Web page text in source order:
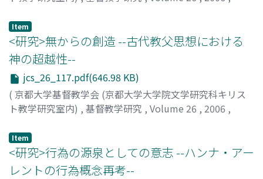
大月, 栄子
Item
<研究>無からの創造 --古代教父思想における
神の超越性--
jcs_26_117.pdf(646.98 KB)
( 京都大学基督教学会 (京都大学大学院文学研究科キリス
ト教学研究室内) , 基督教学研究 , Volume 26 , 2006 ,
津田, 謙治
Item
<研究>行為の源泉としての意志 --ハンナ・アー
レントの行為概念再考--